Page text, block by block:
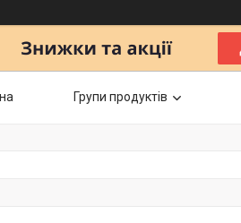
Групи продуктів